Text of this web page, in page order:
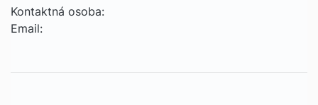
Kontaktná osoba:
Email: